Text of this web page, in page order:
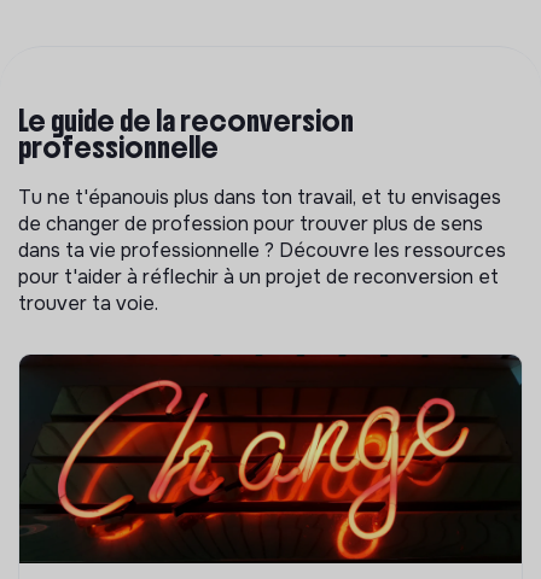
Le guide de la reconversion
professionnelle
Tu ne t'épanouis plus dans ton travail, et tu envisages
de changer de profession pour trouver plus de sens
dans ta vie professionnelle ? Découvre les ressources
pour t'aider à réflechir à un projet de reconversion et
trouver ta voie.